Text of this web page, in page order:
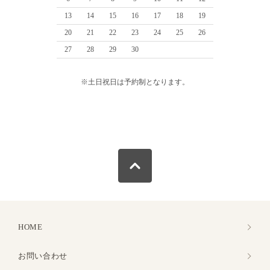
13
14 15 16 17 18
19
20
21 22 23 24 25
26
27
28 29 30
※土日祝日は予約制となります。
HOME
お問い合わせ